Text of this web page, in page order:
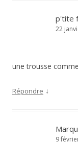
p'tite
22
une trousse
Répondre ↓
9